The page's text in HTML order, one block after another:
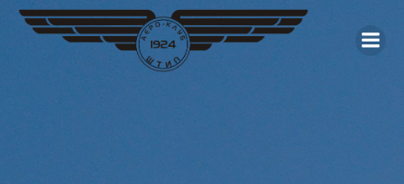
Skip
to
content